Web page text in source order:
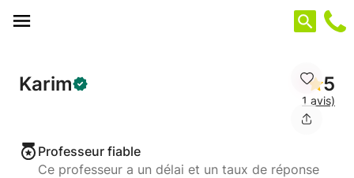
Karim 5
1 avis)
Professeur fiable
Ce professeur a un délai et un taux de réponse